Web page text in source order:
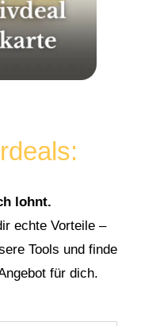
lohnt.
echte Vorteile –
Tools und finde
für dich.